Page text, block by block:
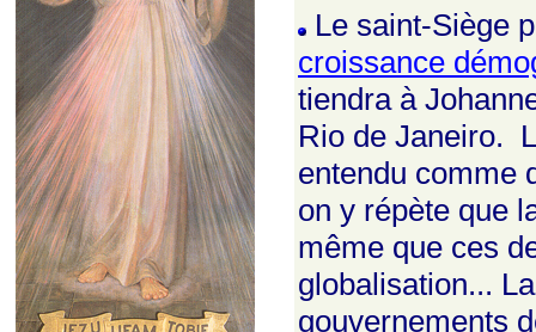
Le saint-Siège
croissance
tiendra à
Rio de Janeiro.
entendu comme
on y répète que
même que ces
globalisation...
gouvernements